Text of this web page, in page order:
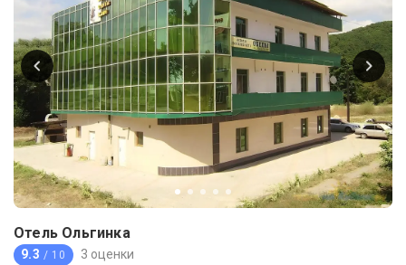
Отель Ольгинка
9.3 / 10 3 оценки